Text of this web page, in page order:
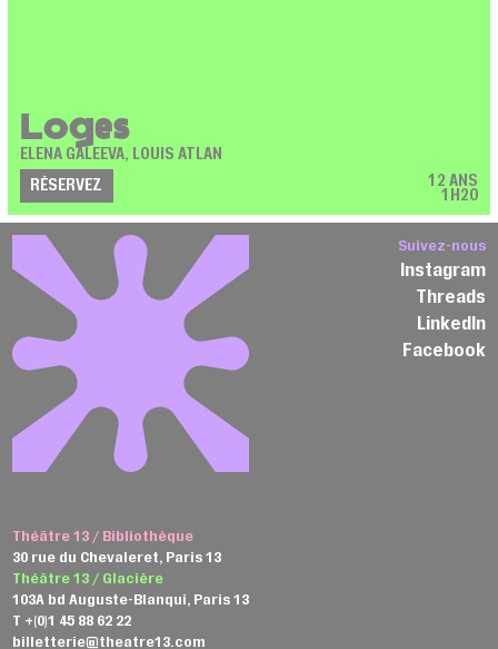
Loges
ELENA GALEEVA, LOUIS ATLAN
RÉSERVEZ
12 ANS
1H20
Théâtre 13 / Bibliothèque
30 rue du Chevaleret, Paris 13
Théâtre 13 / Glacière
103A bd Auguste-Blanqui, Paris 13
T +(0)1 45 88 62 22
billetterie@theatre13.com
Suivez-nous
Instagram
Threads
LinkedIn
Facebook